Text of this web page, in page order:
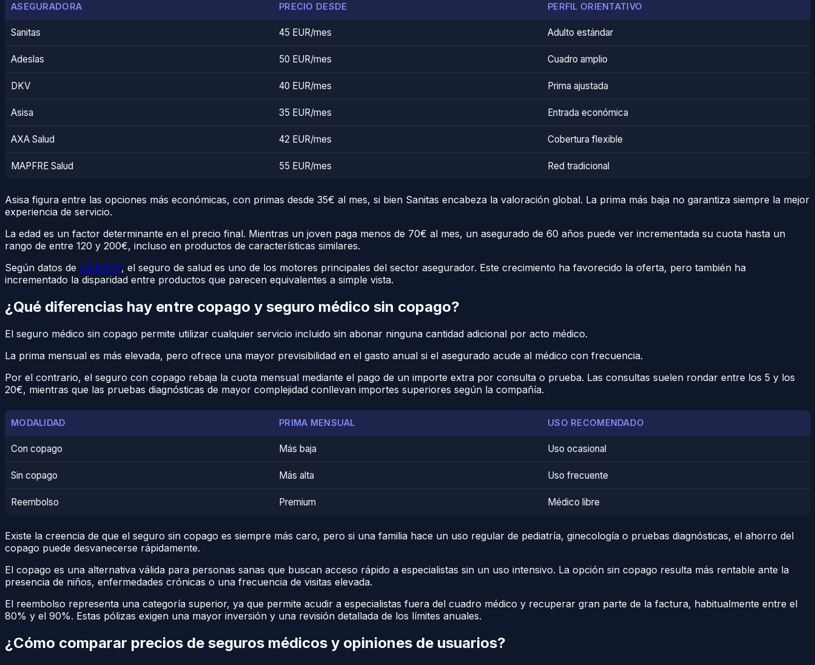
ASEGURADORA PRECIO DESDE PERFIL ORIENTATIVO
Sanitas 45 EUR/mes Adulto estándar
Adeslas 50 EUR/mes Cuadro amplio
DKV 40 EUR/mes Prima ajustada
Asisa 35 EUR/mes Entrada económica
AXA Salud 42 EUR/mes Cobertura flexible
MAPFRE Salud 55 EUR/mes Red tradicional
Asisa figura entre las opciones más económicas, con primas desde 35€ al mes, si bien Sanitas encabeza la valoración global. La prima más baja no garantiza siempre la mejor
experiencia de servicio.
La edad es un factor determinante en el precio final. Mientras un joven paga menos de 70€ al mes, un asegurado de 60 años puede ver incrementada su cuota hasta un
rango de entre 120 y 200€, incluso en productos de características similares.
Según datos de UNESPA, el seguro de salud es uno de los motores principales del sector asegurador. Este crecimiento ha favorecido la oferta, pero también ha
incrementado la disparidad entre productos que parecen equivalentes a simple vista.
¿Qué diferencias hay entre copago y seguro médico sin copago?
El seguro médico sin copago permite utilizar cualquier servicio incluido sin abonar ninguna cantidad adicional por acto médico.
La prima mensual es más elevada, pero ofrece una mayor previsibilidad en el gasto anual si el asegurado acude al médico con frecuencia.
Por el contrario, el seguro con copago rebaja la cuota mensual mediante el pago de un importe extra por consulta o prueba. Las consultas suelen rondar entre los 5 y los
20€, mientras que las pruebas diagnósticas de mayor complejidad conllevan importes superiores según la compañía.
MODALIDAD PRIMA MENSUAL USO RECOMENDADO
Con copago Más baja Uso ocasional
Sin copago Más alta Uso frecuente
Reembolso Premium Médico libre
Existe la creencia de que el seguro sin copago es siempre más caro, pero si una familia hace un uso regular de pediatría, ginecología o pruebas diagnósticas, el ahorro del
copago puede desvanecerse rápidamente.
El copago es una alternativa válida para personas sanas que buscan acceso rápido a especialistas sin un uso intensivo. La opción sin copago resulta más rentable ante la
presencia de niños, enfermedades crónicas o una frecuencia de visitas elevada.
El reembolso representa una categoría superior, ya que permite acudir a especialistas fuera del cuadro médico y recuperar gran parte de la factura, habitualmente entre el
80% y el 90%. Estas pólizas exigen una mayor inversión y una revisión detallada de los límites anuales.
¿Cómo comparar precios de seguros médicos y opiniones de usuarios?